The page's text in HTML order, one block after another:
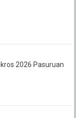
2026 Pasuruan